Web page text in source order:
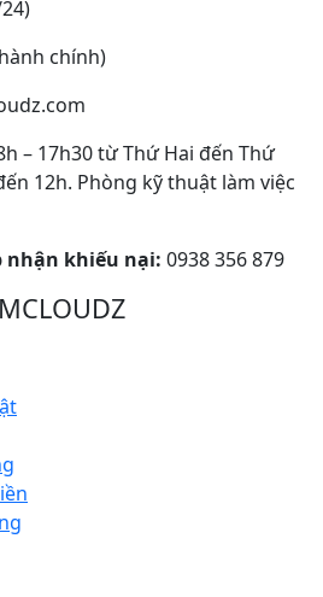
chính)
– 17h30 từ Thứ Hai đến Thứ
12h. Phòng kỹ thuật làm việc
khiếu nại: 0938 356 879